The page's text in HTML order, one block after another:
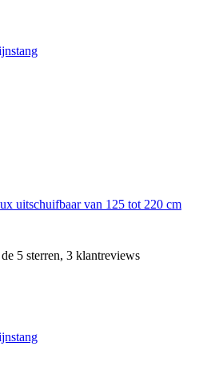
uitschuifbaar van 125 tot 220 cm
5 sterren, 3 klantreviews